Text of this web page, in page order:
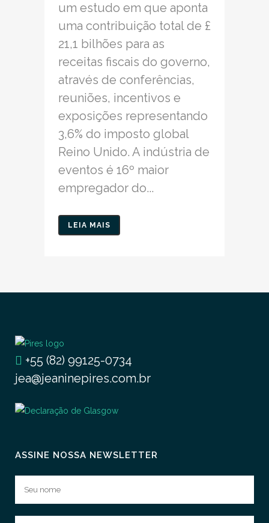
um estudo em que aponta
uma contribuição total de £
21,1 bilhões para as
receitas fiscais do governo,
através de conferências,
reuniões, incentivos e
exposições representando
3,6% do imposto global
Reino Unido. A indústria de
eventos é 16º maior
empregador do...
LEIA MAIS
+55 (82) 99125-0734
jea@jeaninepires.com.br
ASSINE NOSSA NEWSLETTER